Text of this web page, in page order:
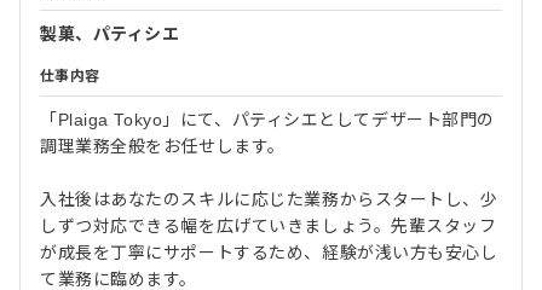
製菓、パティシエ
仕事内容
「Plaiga Tokyo」にて、パティシエとしてデザート部門の
調理業務全般をお任せします。
入社後はあなたのスキルに応じた業務からスタートし、少
しずつ対応できる幅を広げていきましょう。先輩スタッフ
が成長を丁寧にサポートするため、経験が浅い方も安心し
て業務に臨めます。